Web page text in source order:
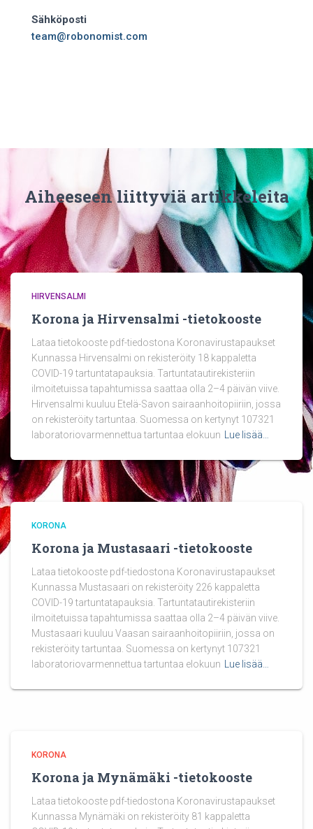
Sähköposti
team@robonomist.com
Aiheeseen liittyviä artikkeleita
HIRVENSALMI
Korona ja Hirvensalmi -tietokooste
Lataa tietokooste pdf-tiedostona Koronavirustapaukset
Kunnassa Hirvensalmi on rekisteröity 18 kappaletta
COVID-19 tartuntatapauksia. Tartuntatautirekisteriin
ilmoitetuissa tapahtumissa saattaa olla 2–4 päivän viive.
Hirvensalmi kuuluu Etelä-Savon sairaanhoitopiiriin, jossa
on rekisteröity tartuntaa. Suomessa on kertynyt 107321
laboratoriovarmennettua tartuntaa elokuun
Lue lisää…
KORONA
Korona ja Mustasaari -tietokooste
Lataa tietokooste pdf-tiedostona Koronavirustapaukset
Kunnassa Mustasaari on rekisteröity 226 kappaletta
COVID-19 tartuntatapauksia. Tartuntatautirekisteriin
ilmoitetuissa tapahtumissa saattaa olla 2–4 päivän viive.
Mustasaari kuuluu Vaasan sairaanhoitopiiriin, jossa on
rekisteröity tartuntaa. Suomessa on kertynyt 107321
laboratoriovarmennettua tartuntaa elokuun
Lue lisää…
KORONA
Korona ja Mynämäki -tietokooste
Lataa tietokooste pdf-tiedostona Koronavirustapaukset
Kunnassa Mynämäki on rekisteröity 81 kappaletta